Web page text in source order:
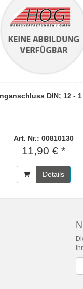
DIN; 12 -
Art. Nr.: 00810130
11,90 € *
Details